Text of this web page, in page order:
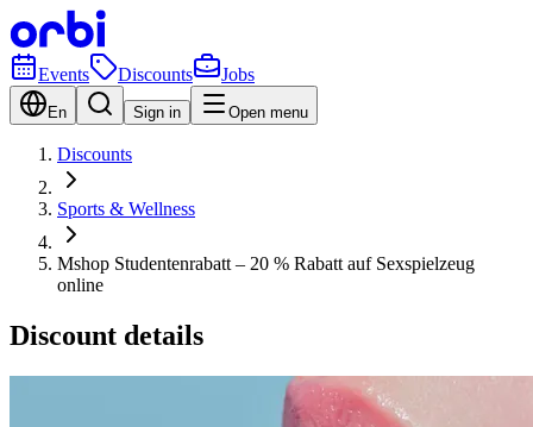
Events Discounts Jobs
En Sign in Open menu
Discounts
Sports & Wellness
Mshop Studentenrabatt – 20 % Rabatt auf Sexspielzeug
online
Discount details